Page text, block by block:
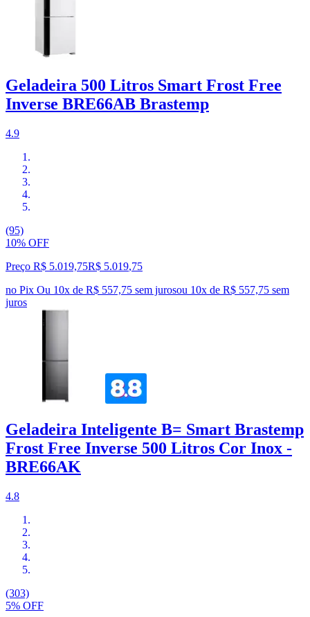
Geladeira 500 Litros Smart Frost Free
Inverse BRE66AB Brastemp
4.9
(95)
10% OFF
Preço R$ 5.019,75R$ 5.019,75
no Pix Ou 10x de R$ 557,75 sem jurosou 10x de R$ 557,75 sem
juros
Geladeira Inteligente B= Smart Brastemp
Frost Free Inverse 500 Litros Cor Inox -
BRE66AK
4.8
(303)
5% OFF